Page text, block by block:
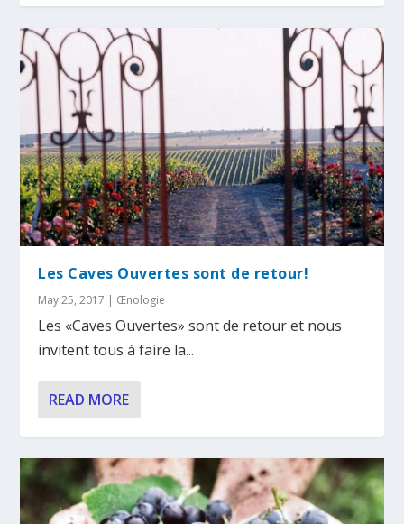
Les Caves Ouvertes sont de retour!
May 25, 2017 | Œnologie
Les «Caves Ouvertes» sont de retour et nous
invitent tous à faire la...
READ MORE